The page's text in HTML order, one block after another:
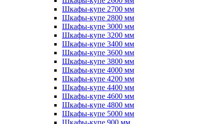
Шкафы-купе 2700 мм
Шкафы-купе 2800 мм
Шкафы-купе 3000 мм
Шкафы-купе 3200 мм
Шкафы-купе 3400 мм
Шкафы-купе 3600 мм
Шкафы-купе 3800 мм
Шкафы-купе 4000 мм
Шкафы-купе 4200 мм
Шкафы-купе 4400 мм
Шкафы-купе 4600 мм
Шкафы-купе 4800 мм
Шкафы-купе 5000 мм